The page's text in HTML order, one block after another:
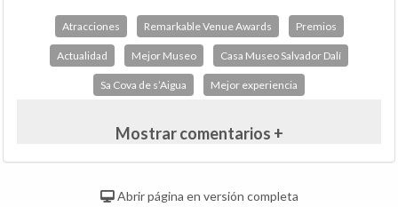
Atracciones Remarkable Venue Awards Premios
Actualidad Mejor Museo Casa Museo Salvador Dalí
Sa Cova de s’Aigua Mejor experiencia
Mostrar comentarios +
Abrir página en versión completa